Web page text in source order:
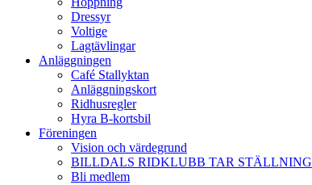
Dressyr
Voltige
Lagtävlingar
Anläggningen
Café Stallyktan
Anläggningskort
Ridhusregler
Hyra B-kortsbil
Föreningen
Vision och värdegrund
BILLDALS RIDKLUBB TAR STÄLLNING
Bli medlem